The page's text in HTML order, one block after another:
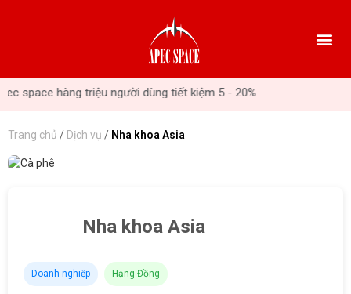
hàng triệu người dùng tiết kiệm 5 - 20%
Trang chủ / Dịch vụ / Nha khoa Asia
Nha khoa Asia
Doanh nghiệp Hạng Đồng